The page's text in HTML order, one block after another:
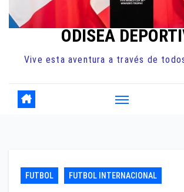
ODISEA
Vive esta aventura a través de
FUTBOL FUTBOL INTERNACIONAL